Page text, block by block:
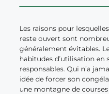
Les raisons pour
reste ouvert sont
généralement évitables.
habitudes d’utilisation en
responsables. Qui n’a
idée de forcer son
une montagne de courses